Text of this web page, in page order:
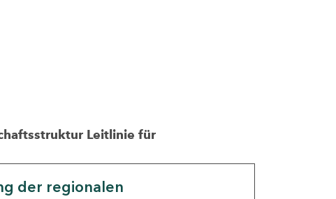
Leitlinie für
der regionalen